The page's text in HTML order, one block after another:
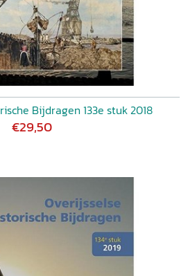
Bijdragen 133e stuk 2018
€29,50